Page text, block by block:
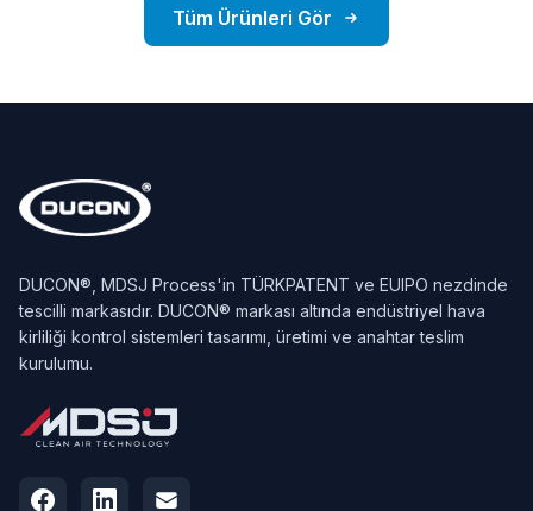
Tüm Ürünleri Gör
DUCON®, MDSJ Process'in TÜRKPATENT ve EUIPO nezdinde
tescilli markasıdır. DUCON® markası altında endüstriyel hava
kirliliği kontrol sistemleri tasarımı, üretimi ve anahtar teslim
kurulumu.